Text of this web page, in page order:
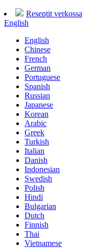
Reseptit verkossa
English
English
Chinese
French
German
Portuguese
Spanish
Russian
Japanese
Korean
Arabic
Greek
Turkish
Italian
Danish
Indonesian
Swedish
Polish
Hindi
Bulgarian
Dutch
Finnish
Thai
Vietnamese